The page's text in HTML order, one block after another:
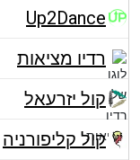
Up2Dance
רדיו מציאות
קול יזרעאל
קול קליפורניה